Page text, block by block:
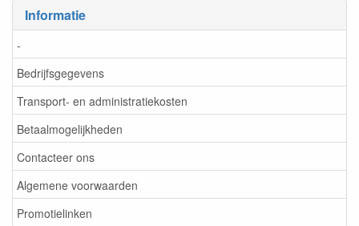
Informatie
-
Bedrijfsgegevens
Transport- en administratiekosten
Betaalmogelijkheden
Contacteer ons
Algemene voorwaarden
Promotielinken